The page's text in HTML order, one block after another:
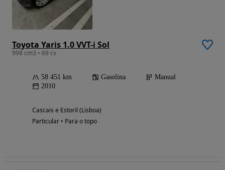
Toyota Yaris 1.0 VVT-i Sol
998 cm3 • 69 cv
58 451 km Gasolina
Manual
2010
Cascais e Estoril (Lisboa)
Particular • Para o topo